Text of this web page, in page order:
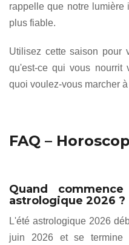
rappelle que notre lumière
plus fiable.
Utilisez cette saison pour
qu'est-ce qui vous nourrit
quoi voulez-vous marcher
FAQ –
Quand
astrologique 2026 ?
L'été astrologique 2026
juin 2026 et se termine